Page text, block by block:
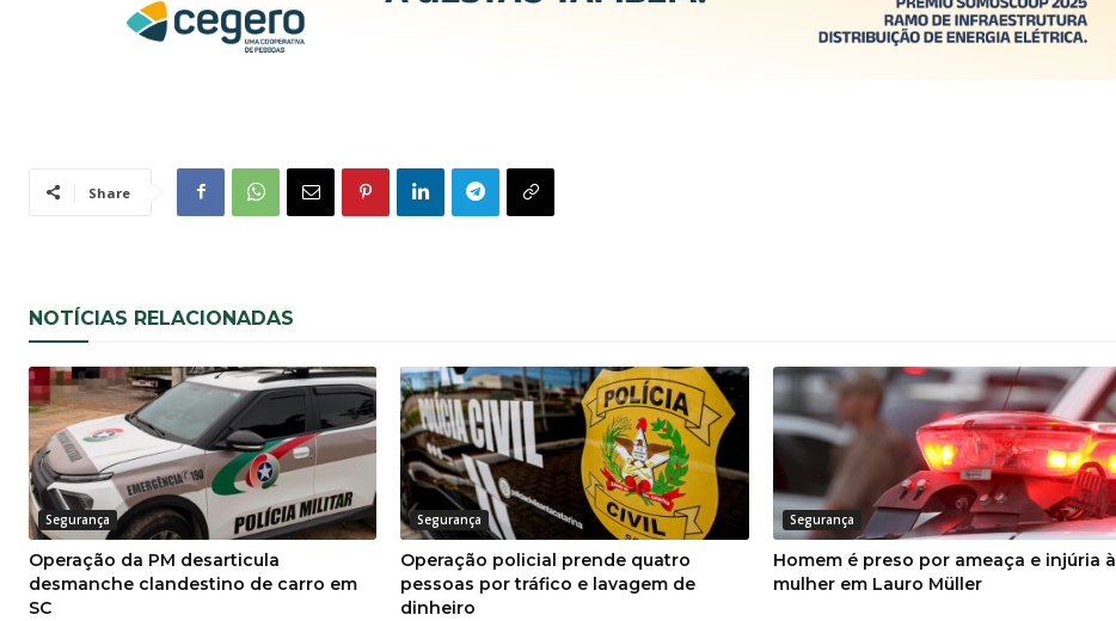
Share
NOTÍCIAS RELACIONADAS
Segurança
Operação da PM desarticula
desmanche clandestino de carro em
SC
Segurança
Operação policial prende quatro
pessoas por tráfico e lavagem de
dinheiro
Segurança
Homem é preso por ameaça e injúria à
mulher em Lauro Müller